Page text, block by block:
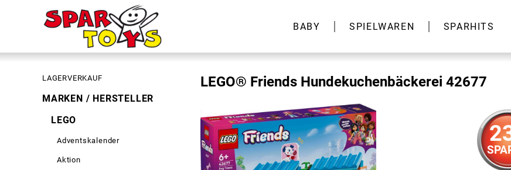
BABY SPIELWAREN SPARHITS
LAGERVERKAUF
MARKEN / HERSTELLER
LEGO
Adventskalender
Aktion
LEGO® Friends Hundekuchenbäckerei 42677